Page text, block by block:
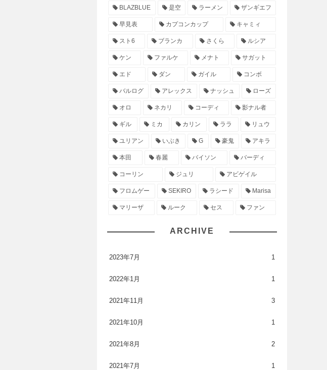
BLAZBLUE 是空 ラーメン ザンギエフ
早見表 カプコンカップ キャミィ
スト6 ブランカ さくら ルシア
ケン ファルケ メナト サガット
エド ダン ガイル コンボ
バルログ アレックス ナッシュ ローズ
オロ ネカリ コーディ 影ナル者
ギル ミカ カリン ララ リュウ
ユリアン いぶき G 豪鬼 アキラ
本田 春麗 バイソン バーディ
コーリン ジュリ アビゲイル
フロムゲー SEKIRO ラシード Marisa
マリーザ ルーク セス ファン
ARCHIVE
2023年7月 1
2022年1月 1
2021年11月 3
2021年10月 1
2021年8月 2
2021年7月 1